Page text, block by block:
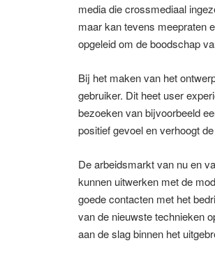
media die crossmediaal
maar kan tevens meepraten
opgeleid om de boodschap
Bij het maken van het
gebruiker. Dit heet user
bezoeken van bijvoorbeeld
positief gevoel en verhoogt
De arbeidsmarkt van nu en
kunnen uitwerken met de
goede contacten met het
van de nieuwste technieken
aan de slag binnen het